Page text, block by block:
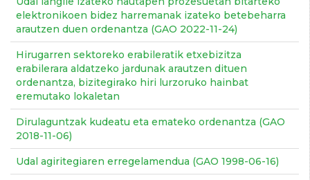
elektronikoen bidez harremanak izateko betebeharra
arautzen duen ordenantza (GAO 2022-11-24)
Hirugarren sektoreko erabileratik etxebizitza
erabilerara aldatzeko jardunak arautzen dituen
ordenantza, bizitegirako hiri lurzoruko hainbat
eremutako lokaletan
Dirulaguntzak kudeatu eta emateko ordenantza (GAO
2018-11-06)
Udal agiritegiaren erregelamendua (GAO 1998-06-16)